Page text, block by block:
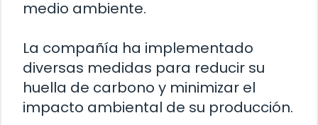
medio ambiente.
La compañía ha implementado
diversas medidas para reducir su
huella de carbono y minimizar el
impacto ambiental de su producción.